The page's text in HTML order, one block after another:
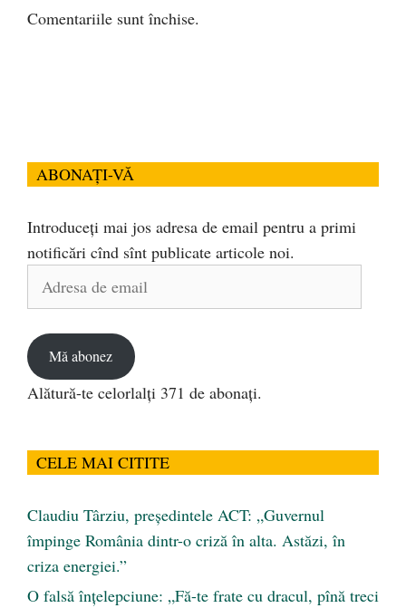
Comentariile sunt închise.
ABONAȚI-VĂ
Introduceți mai jos adresa de email pentru a primi
notificări cînd sînt publicate articole noi.
Adresa
Mă abonez
Alătură-te celorlalți 371 de abonați.
CELE MAI CITITE
Claudiu Târziu, președintele ACT: „Guvernul
împinge România dintr-o criză în alta. Astăzi, în
criza energiei.”
O falsă înțelepciune: „Fă-te frate cu dracul, pînă treci